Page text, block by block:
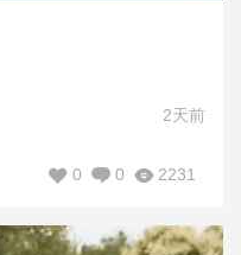
2天前
2231
0
0